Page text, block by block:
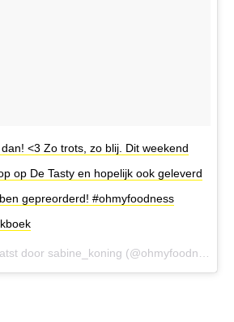
<3 Zo trots, zo blij. Dit weekend
op De Tasty en hopelijk ook geleverd
gepreorderd! #ohmyfoodness